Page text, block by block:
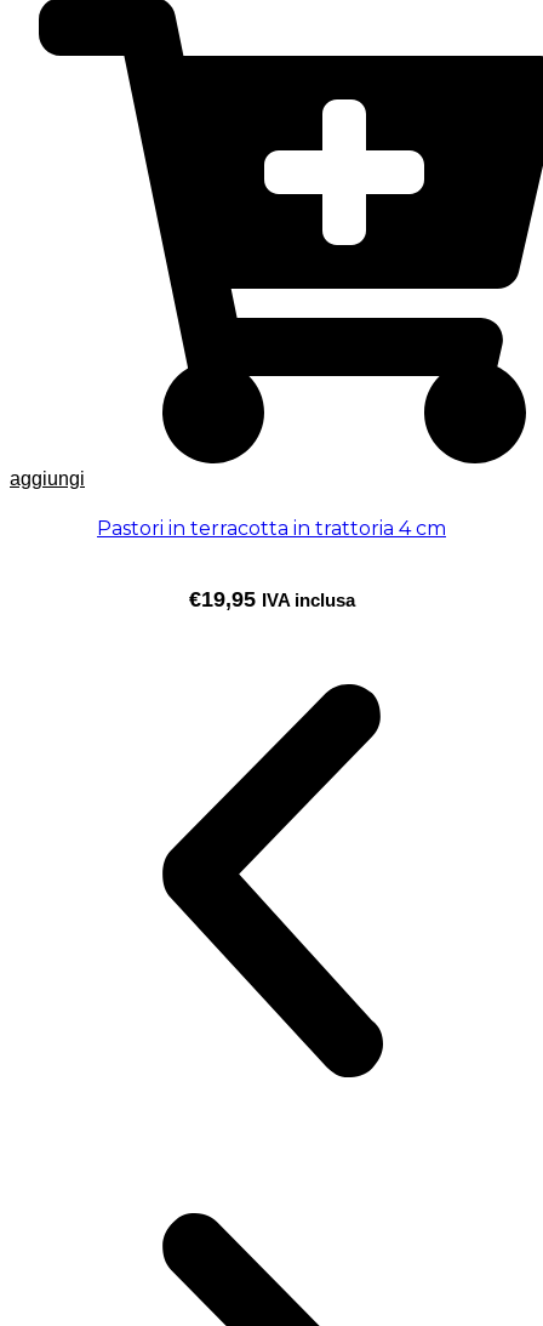
aggiungi
Pastori in terracotta in trattoria 4 cm
€19,95 IVA inclusa